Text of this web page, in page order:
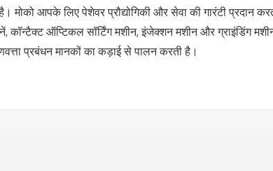
आपके लिए पेशेवर प्रौद्योगिकी और सेवा की गारंटी प्रदान
ऑप्टिकल सॉर्टिंग मशीन, इंजेक्शन मशीन और ग्राइंडिंग
प्रबंधन मानकों का कड़ाई से पालन करती है।